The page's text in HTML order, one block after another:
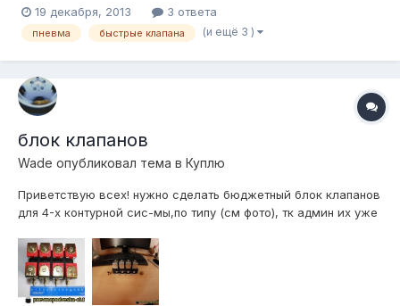
19 декабря, 2013 3 ответа
пневма быстрые клапана (и ещё 3 )
блок клапанов
Wade опубликовал тема в Куплю
Приветствую всех! нужно сделать бюджетный блок клапанов
для 4-х контурной сис-мы,по типу (см фото), тк админ их уже
много инфы) кто возьмется?